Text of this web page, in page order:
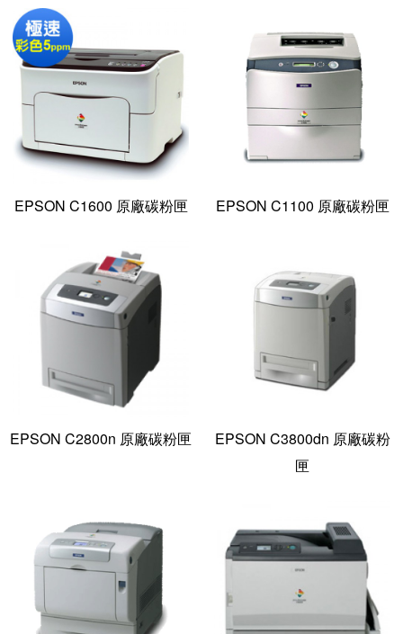
EPSON C1600 原廠碳粉匣 EPSON C1100 原廠碳粉匣
EPSON C2800n 原廠碳粉匣
EPSON C3800dn 原廠碳粉
匣